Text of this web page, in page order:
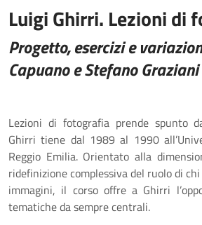
Luigi Ghirri. Lezioni di
Progetto, esercizi e
Capuano e Stefano Graziani
Lezioni di fotografia prende spunto
Ghirri tiene dal 1989 al 1990
Reggio Emilia. Orientato alla
ridefinizione complessiva del ruolo di
immagini, il corso offre a Ghirri
tematiche da sempre centrali.